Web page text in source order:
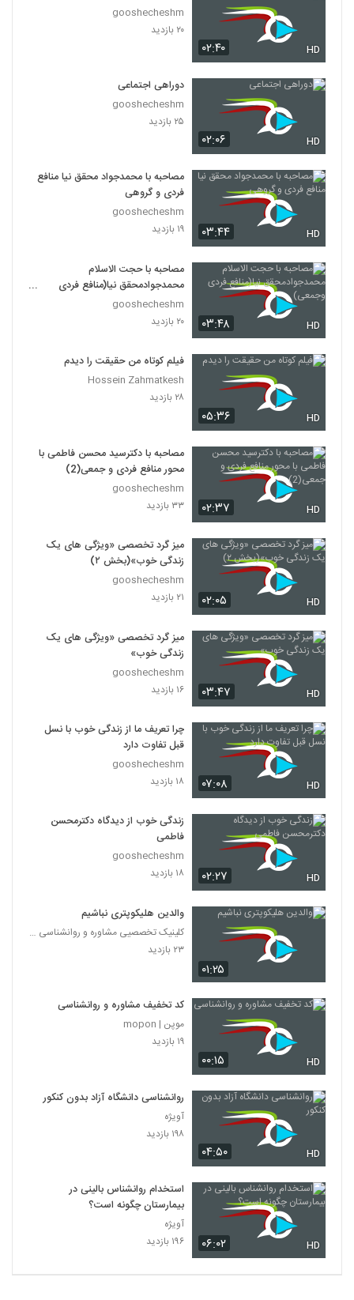
۰۲:۴۰ HD
gooshecheshm
۲۰ بازدید
۰۲:۰۶ HD
دوراهی اجتماعی
gooshecheshm
۲۵ بازدید
۰۳:۴۴ HD
مصاحبه با محمدجواد محقق نیا منافع
فردی و گروهی
gooshecheshm
۱۹ بازدید
۰۳:۴۸ HD
مصاحبه با حجت الاسلام
محمدجوادمحقق نیا(منافع فردی
وجمعی)
gooshecheshm
۲۰ بازدید
۰۵:۳۶ HD
فیلم کوتاه من حقیقت را دیدم
Hossein Zahmatkesh
۲۸ بازدید
۰۲:۳۷ HD
مصاحبه با دکترسید محسن فاطمی با
محور منافع فردی و جمعی(2)
gooshecheshm
۳۳ بازدید
۰۲:۰۵ HD
میز گرد تخصصی «ویژگی های یک
زندگی خوب»(بخش ۲)
gooshecheshm
۲۱ بازدید
۰۳:۴۷ HD
میز گرد تخصصی «ویژگی های یک
زندگی خوب»
gooshecheshm
۱۶ بازدید
۰۷:۰۸ HD
چرا تعریف ما از زندگی خوب با نسل
قبل تفاوت دارد
gooshecheshm
۱۸ بازدید
۰۲:۲۷ HD
زندگی خوب از دیدگاه دکترمحسن
فاطمی
gooshecheshm
۱۸ بازدید
۰۱:۲۵
والدین هلیکوپتری نباشیم
کلینیک تخصصیی مشاوره و روانشناسی خانواده ایرانی
۲۳ بازدید
۰۰:۱۵ HD
کد تخفیف مشاوره و روانشناسی
موپن | mopon
۱۹ بازدید
۰۴:۵۰ HD
روانشناسی دانشگاه آزاد بدون کنکور
آویژه
۱۹۸ بازدید
۰۶:۰۲ HD
استخدام روانشناس بالینی در
بیمارستان چگونه است؟
آویژه
۱۹۶ بازدید